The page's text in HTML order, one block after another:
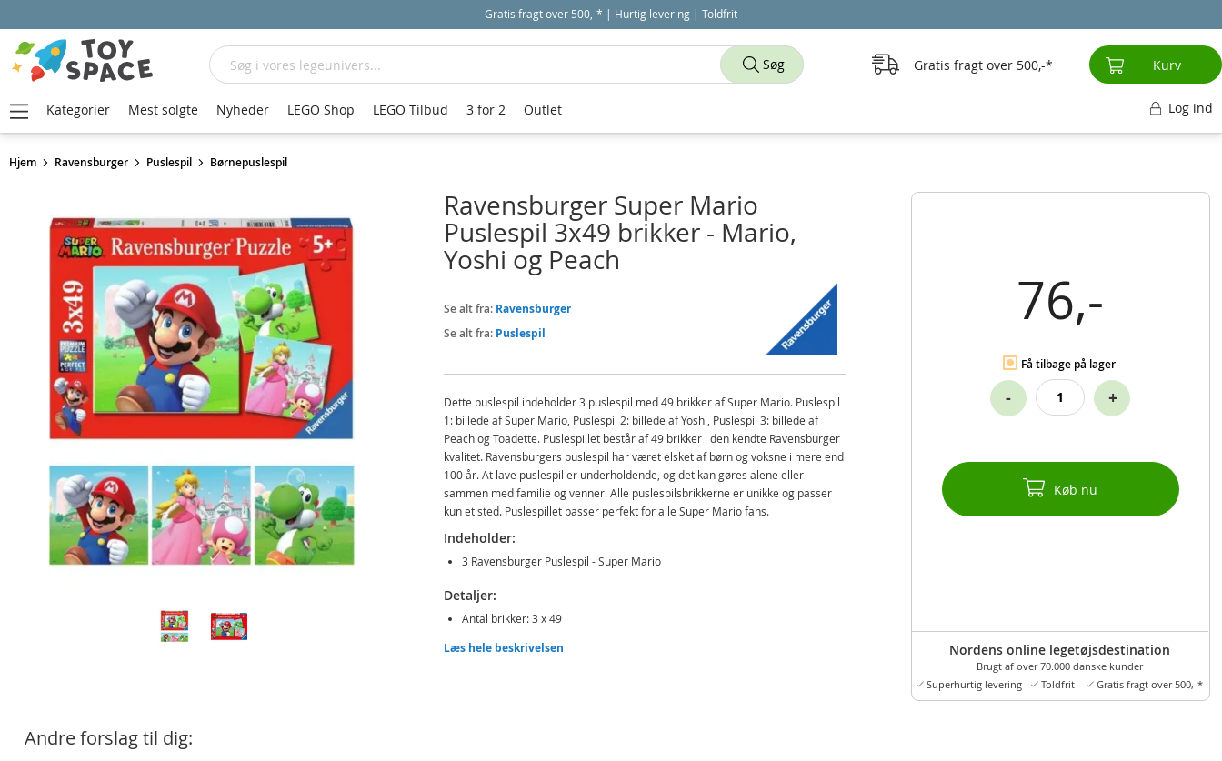
Gratis fragt over 500,-* | Hurtig levering | Toldfrit
Hjem Ravensburger Puslespil Børnepuslespil
76,-
Få tilbage på lager
- +
Køb nu
Nordens online legetøjsdestination
Brugt af over 70.000 danske kunder
Superhurtig levering
Toldfrit Gratis fragt over 500,-*
Ravensburger Super Mario
Puslespil 3x49 brikker - Mario,
Yoshi og Peach
Se alt fra: Ravensburger
Se alt fra: Puslespil
Dette puslespil indeholder 3 puslespil med 49 brikker af Super Mario. Puslespil
1: billede af Super Mario, Puslespil 2: billede af Yoshi, Puslespil 3: billede af
Peach og Toadette. Puslespillet består af 49 brikker i den kendte Ravensburger
kvalitet. Ravensburgers puslespil har været elsket af børn og voksne i mere end
100 år. At lave puslespil er underholdende, og det kan gøres alene eller
sammen med familie og venner. Alle puslespilsbrikkerne er unikke og passer
kun et sted. Puslespillet passer perfekt for alle Super Mario fans.
Indeholder:
3 Ravensburger Puslespil - Super Mario
Detaljer:
Antal brikker: 3 x 49
Mål færdig: 26 x 18 cm
Læs hele beskrivelsen
Andre forslag til dig:
Søg
Søg Gratis fragt over 500,- Kurv
Kategorier Mest solgte Nyheder LEGO Shop LEGO Tilbud 3 for 2 Outlet Log ind